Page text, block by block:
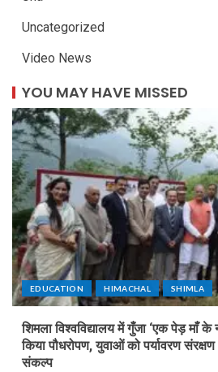
Uncategorized
Video News
YOU MAY HAVE MISSED
EDUCATION HIMACHAL SHIMLA
शिमला विश्वविद्यालय में गुँजा ‘एक पेड़ माँ
किया पौधरोपण, युवाओं को पर्यावरण
संकल्प